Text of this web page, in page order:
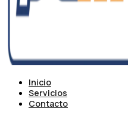
Inicio
Servicios
Contacto